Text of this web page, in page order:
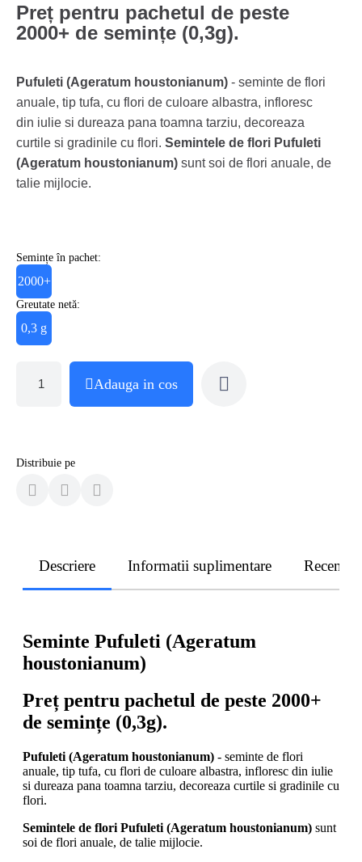
Preț pentru pachetul de peste
2000+ de semințe (0,3g).
Pufuleti (Ageratum houstonianum) - seminte de flori
anuale, tip tufa, cu flori de culoare albastra, infloresc
din iulie si dureaza pana toamna tarziu, decoreaza
curtile si gradinile cu flori. Semintele de flori Pufuleti
(Ageratum houstonianum) sunt soi de flori anuale, de
talie mijlocie.
Semințe în pachet:
2000+
Greutate netă:
0,3 g
Adauga in cos
Distribuie pe
Descriere Informatii suplimentare Recenzii
Seminte Pufuleti (Ageratum
houstonianum)
Preț pentru pachetul de peste 2000+
de semințe (0,3g).
Pufuleti (Ageratum houstonianum) - seminte de flori
anuale, tip tufa, cu flori de culoare albastra, infloresc din iulie
si dureaza pana toamna tarziu, decoreaza curtile si gradinile cu
flori.
Semintele de flori Pufuleti (Ageratum houstonianum) sunt
soi de flori anuale, de talie mijlocie.